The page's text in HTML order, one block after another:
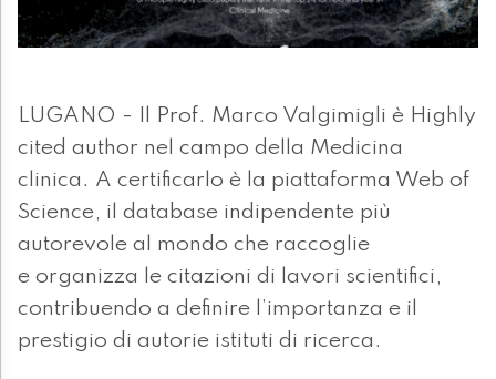
LUGANO - Il Prof. Marco Valgimigli è Highly
cited author nel campo della Medicina
clinica. A certificarlo è la piattaforma Web of
Science, il database indipendente più
autorevole al mondo che raccoglie
e organizza le citazioni di lavori scientifici,
contribuendo a definire l’importanza e il
prestigio di autorie istituti di ricerca.